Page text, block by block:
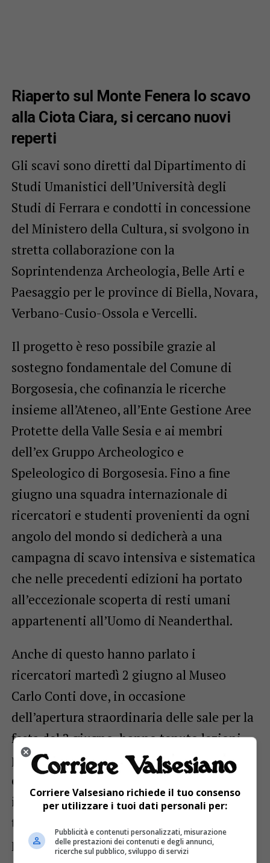
Riaperto sul Monte Fenera lo scavo
alla Ciota Ciara, si cercano nuovi
reperti
Gli scavi sono diretti dal Dipartimento di
Studi Umanistici dell’Università degli
Studi di Ferrara e condotti in concessione
del Ministero della Cultura, si svolgono in
stretta collaborazione con la
Soprintendenza Archeologia, Belle Arti e
Paesaggio per le province di Biella, Novara,
Verbano-Cusio-Ossola e Vercelli.
Il progetto è reso possibile grazie al
sostegno fondamentale del Comune di
Borgosesia, che cofinanzia le ricerche
insieme all’Ateneo, all’Ente Gestione Aree
Protette della Valle Sesia e ai membri
dell’ex Gruppo Archeologico e
Speleologico di Borgosesia. Fino a fine
giugno una squadra internazionale di
ricercatori e studenti provenienti da ogni
angolo del mondo si dedicherà a una
campagna di scavo intensiva e sistematica
che nelle precedenti edizioni ha portato
all’eccezionale scoperta di resti umani
appartenenti all’Uomo di Neanderthal.
Anche di questo hanno parlato i
ricercatori martedì 2 giugno al Museo
Carlo Conti dove, in occasione
dell’apertura straordinaria delle sale per la
festa del 2 giugno, hanno tenuto lezioni
pratico-teoriche di archeologia
coinvolgendo i presenti, grandi e piccoli,
in alcune attività. Prendendo a esempio le
tecniche usate dai nostri antenati, hanno
provato a scheggiare una pietra a mani
Corriere Valsesiano richiede il tuo consenso
per utilizzare i tuoi dati personali per:
Pubblicità e contenuti personalizzati, misurazione
delle prestazioni dei contenuti e degli annunci,
ricerche sul pubblico, sviluppo di servizi